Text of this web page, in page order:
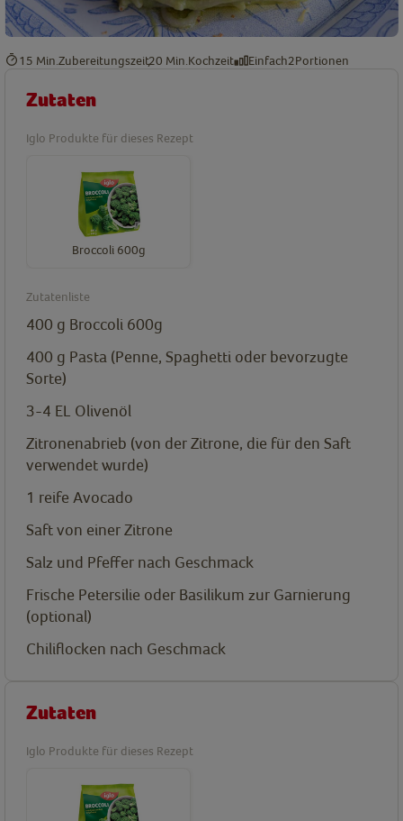
15 Min. Zubereitungszeit20 Min. Kochzeit Einfach2Portionen
Zutaten
Iglo Produkte für dieses Rezept
Broccoli 600g
Zutatenliste
400 g Broccoli 600g
400 g Pasta (Penne, Spaghetti oder bevorzugte
Sorte)
3-4 EL Olivenöl
Zitronenabrieb (von der Zitrone, die für den Saft
verwendet wurde)
1 reife Avocado
Saft von einer Zitrone
Salz und Pfeffer nach Geschmack
Frische Petersilie oder Basilikum zur Garnierung
(optional)
Chiliflocken nach Geschmack
Zutaten
Iglo Produkte für dieses Rezept